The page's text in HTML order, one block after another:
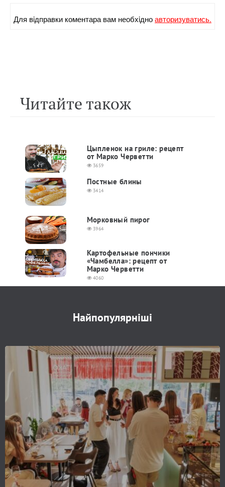
Для вiдправки коментара вам необхiдноавторизуватись.
Читайте також
Цыпленок на гриле: рецепт
от Марко Черветти
3659
Постные блины
3414
Морковный пирог
3964
Картофельные пончики
«Чамбелла»: рецепт от
Марко Черветти
4060
Найпопулярніші